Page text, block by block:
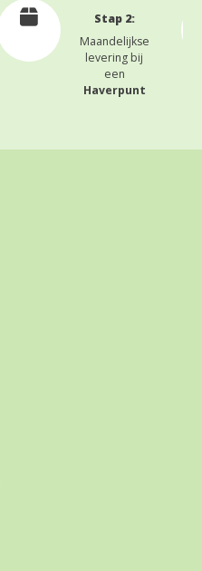
Stap 2:
Maandelijkse
levering bij
een
Haverpunt